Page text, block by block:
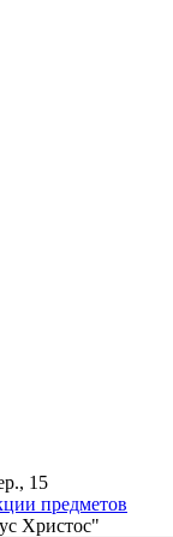
15
предметов
Христос"